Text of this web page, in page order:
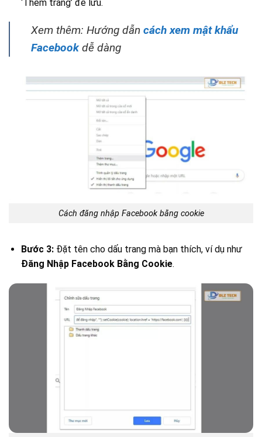
‘Thêm trang’ để lưu.
Xem thêm: Hướng dẫn cách xem mật khẩu
Facebookdễ dàng
Cách đăng nhập Facebook bằng cookie
Bước 3:Đặt tên cho dấu trang mà bạn thích, ví dụ như
Đăng Nhập Facebook Bằng Cookie.